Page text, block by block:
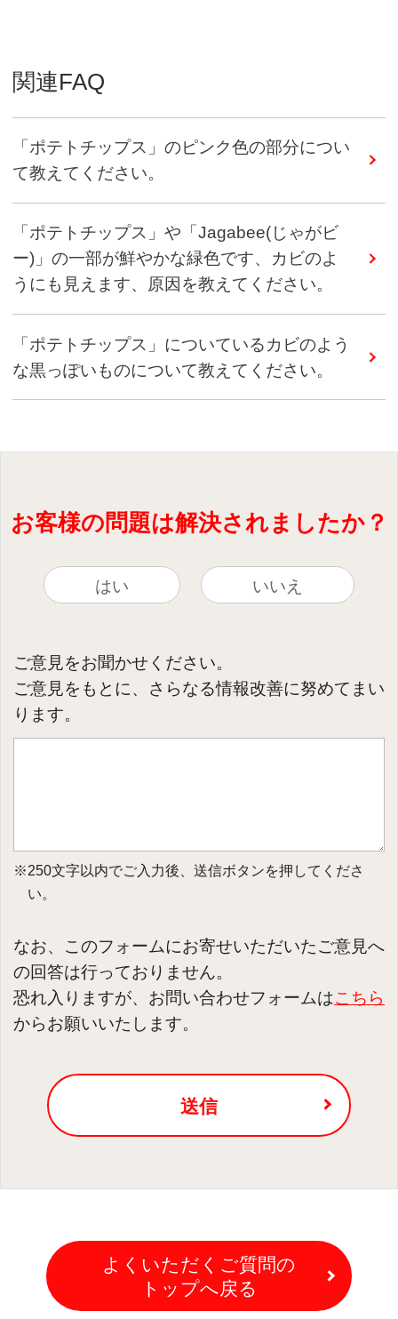
関連FAQ
「ポテトチップス」のピンク色の部分につい
て教えてください。
「ポテトチップス」や「Jagabee(じゃがビ
ー)」の一部が鮮やかな緑色です、カビのよ
うにも見えます、原因を教えてください。
「ポテトチップス」についているカビのよう
な黒っぽいものについて教えてください。
お客様の問題は解決されましたか？
はい いいえ
ご意見をお聞かせください。
ご意見をもとに、さらなる情報改善に努めてまい
ります。
※250文字以内でご入力後、送信ボタンを押してくださ
い。
なお、このフォームにお寄せいただいたご意見へ
の回答は行っておりません。
恐れ入りますが、お問い合わせフォームはこちら
からお願いいたします。
送信
よくいただくご質問の
トップへ戻る